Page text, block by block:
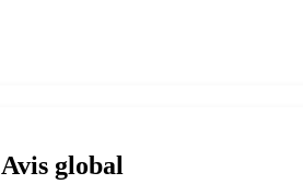
Avis global